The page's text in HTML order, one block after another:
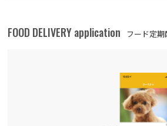
FOOD DELIVERY application フード定期